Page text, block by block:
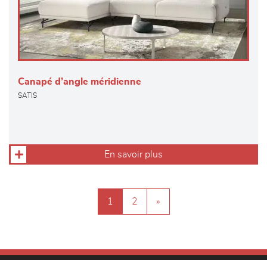
Canapé d’angle méridienne
SATIS
En savoir plus
1 2 »